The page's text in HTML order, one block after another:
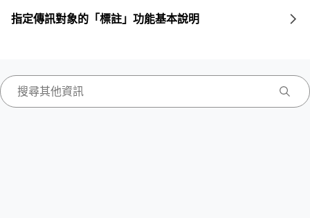
指定傳訊對象的「標註」功能基本說明